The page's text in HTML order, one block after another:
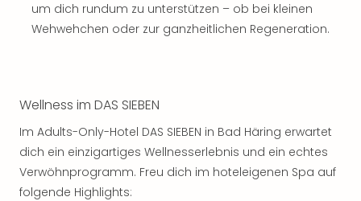
um dich rundum zu unterstützen – ob bei kleinen
Wehwehchen oder zur ganzheitlichen Regeneration.
Wellness im DAS SIEBEN
Im Adults-Only-Hotel DAS SIEBEN in Bad Häring erwartet
dich ein einzigartiges Wellnesserlebnis und ein echtes
Verwöhnprogramm. Freu dich im hoteleigenen Spa auf
folgende Highlights: